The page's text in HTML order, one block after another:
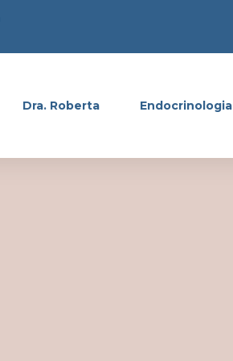
Dra. Roberta Endocrinologia